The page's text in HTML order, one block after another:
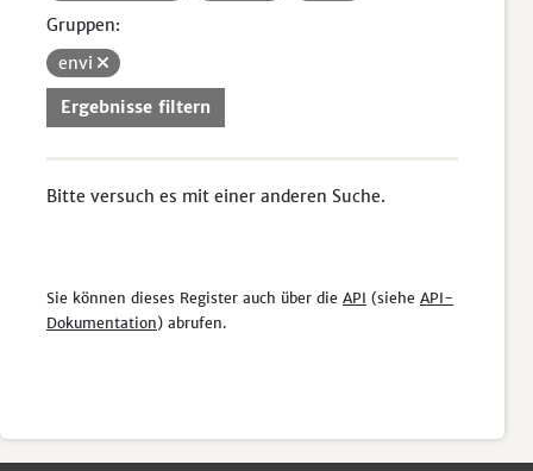
Gruppen:
envi
Ergebnisse filtern
Bitte versuch es mit einer anderen Suche.
Sie können dieses Register auch über die API (siehe API-
Dokumentation) abrufen.